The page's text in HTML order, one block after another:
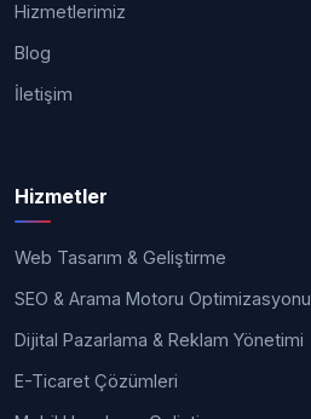
Hizmetlerimiz
Blog
İletişim
Hizmetler
Web Tasarım & Geliştirme
SEO & Arama Motoru Optimizasyonu
Dijital Pazarlama & Reklam Yönetimi
E-Ticaret Çözümleri